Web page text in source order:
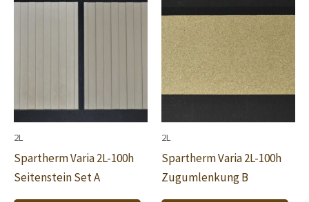
2L
Spartherm Varia 2L-100h
Seitenstein Set A
2L
Spartherm Varia 2L-100h
Zugumlenkung B